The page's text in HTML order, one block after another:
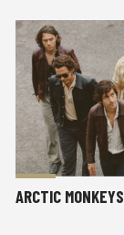
ARCTIC MONKEYS